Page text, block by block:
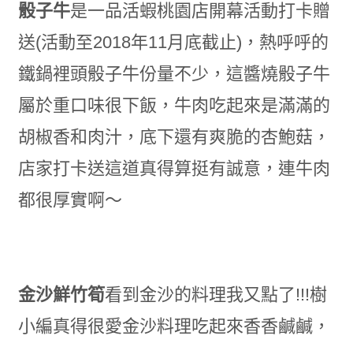
骰子牛是一品活蝦桃園店開幕活動打卡贈
送(活動至2018年11月底截止)，熱呼呼的
鐵鍋裡頭骰子牛份量不少，這醬燒骰子牛
屬於重口味很下飯，牛肉吃起來是滿滿的
胡椒香和肉汁，底下還有爽脆的杏鮑菇，
店家打卡送這道真得算挺有誠意，連牛肉
都很厚實啊～
金沙鮮竹筍看到金沙的料理我又點了!!!樹
小編真得很愛金沙料理吃起來香香鹹鹹，